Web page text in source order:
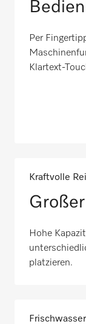
Per
Klartext-
Kraftvolle
Hohe
platzieren.